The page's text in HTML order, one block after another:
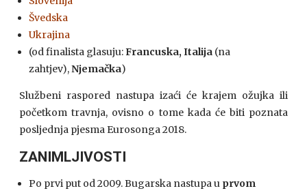
Švedska
Ukrajina
(od finalista glasuju:Francuska, Italija (na
zahtjev),Njemačka)
Službeni raspored nastupa izaći će krajem ožujka ili
početkom travnja, ovisno o tome kada će biti poznata
posljednja pjesma Eurosonga 2018.
ZANIMLJIVOSTI
Po prvi put od 2009. Bugarska nastupa u prvom